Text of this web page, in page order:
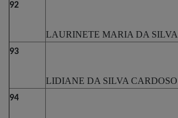
92
LAURINETE MARIA DA SILVA
93
LIDIANE DA SILVA CARDOSO
94